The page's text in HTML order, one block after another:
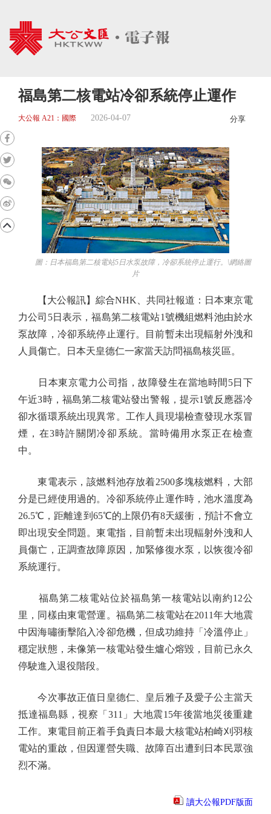
福島第二核電站冷卻系統停止運作
大公報 A21：國際 2026-04-07 分享
圖：日本福島第二核電站5日水泵故障，冷卻系統停止運行。\網絡圖
片
【大公報訊】綜合NHK、共同社報道：日本東京電
力公司5日表示，福島第二核電站1號機組燃料池由於水
泵故障，冷卻系統停止運行。目前暫未出現輻射外洩和
人員傷亡。日本天皇德仁一家當天訪問福島核災區。
日本東京電力公司指，故障發生在當地時間5日下
午近3時，福島第二核電站發出警報，提示1號反應器冷
卻水循環系統出現異常。工作人員現場檢查發現水泵冒
煙，在3時許關閉冷卻系統。當時備用水泵正在檢查
中。
東電表示，該燃料池存放着2500多塊核燃料，大部
分是已經使用過的。冷卻系統停止運作時，池水溫度為
26.5℃，距離達到65℃的上限仍有8天緩衝，預計不會立
即出現安全問題。東電指，目前暫未出現輻射外洩和人
員傷亡，正調查故障原因，加緊修復水泵，以恢復冷卻
系統運行。
福島第二核電站位於福島第一核電站以南約12公
里，同樣由東電營運。福島第二核電站在2011年大地震
中因海嘯衝擊陷入冷卻危機，但成功維持「冷溫停止」
穩定狀態，未像第一核電站發生爐心熔毀，目前已永久
停駛進入退役階段。
今次事故正值日皇德仁、皇后雅子及愛子公主當天
抵達福島縣，視察「311」大地震15年後當地災後重建
工作。東電目前正着手負責日本最大核電站柏崎刈羽核
電站的重啟，但因運營失職、故障百出遭到日本民眾強
烈不滿。
讀大公報PDF版面